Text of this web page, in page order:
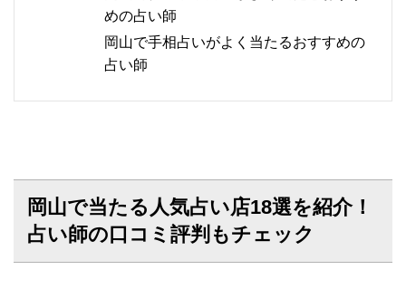
めの占い師
岡山で手相占いがよく当たるおすすめの
占い師
岡山で当たる人気占い店18選を紹介！
占い師の口コミ評判もチェック